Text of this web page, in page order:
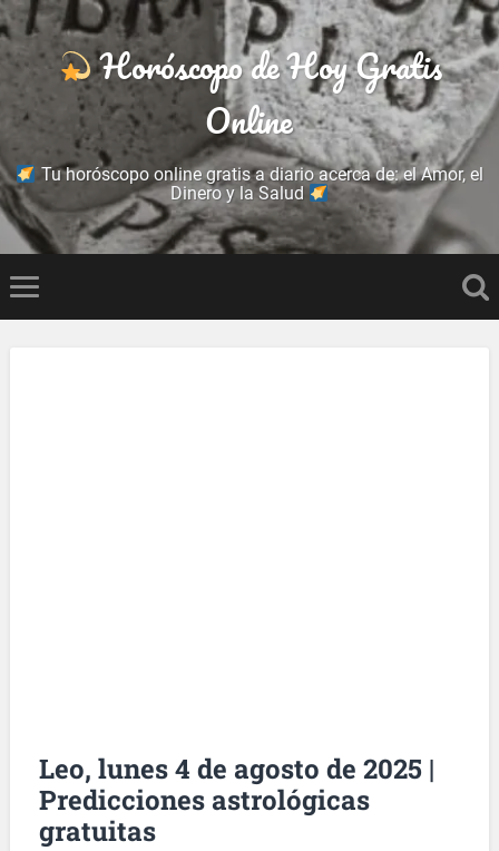
Horóscopo de Hoy Gratis
Online
Tu horóscopo online gratis a diario acerca de: el Amor, el
Dinero y la Salud
Leo, lunes 4 de agosto de 2025 |
Predicciones astrológicas
gratuitas